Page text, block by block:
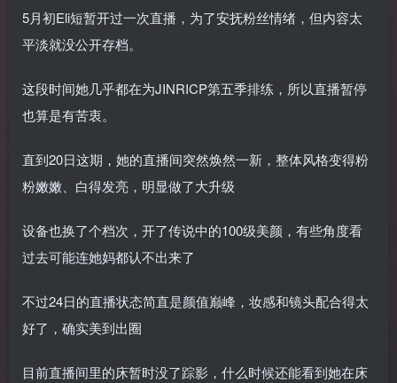
5月初Eli短暂开过一次直播，为了安抚粉丝情绪，但内容太
平淡就没公开存档。
这段时间她几乎都在为JINRICP第五季排练，所以直播暂停
也算是有苦衷。
直到20日这期，她的直播间突然焕然一新，整体风格变得粉
粉嫩嫩、白得发亮，明显做了大升级
设备也换了个档次，开了传说中的100级美颜，有些角度看
过去可能连她妈都认不出来了
不过24日的直播状态简直是颜值巅峰，妆感和镜头配合得太
好了，确实美到出圈
目前直播间里的床暂时没了踪影，什么时候还能看到她在床